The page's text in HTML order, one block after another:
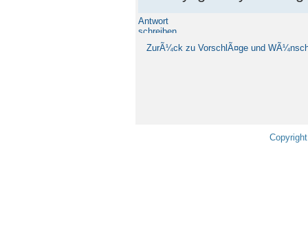
Antwort
schreiben
ZurÃ¼ck zu VorschlÃ¤ge und